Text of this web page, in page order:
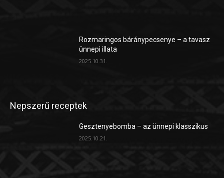
Rozmaringos báránypecsenye – a tavasz
ünnepi illata
2025.10.31.
Nepszerű receptek
Gesztenyebomba – az ünnepi klasszikus
2025.10.21.